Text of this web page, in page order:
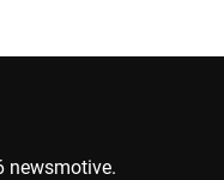
newsmotive.